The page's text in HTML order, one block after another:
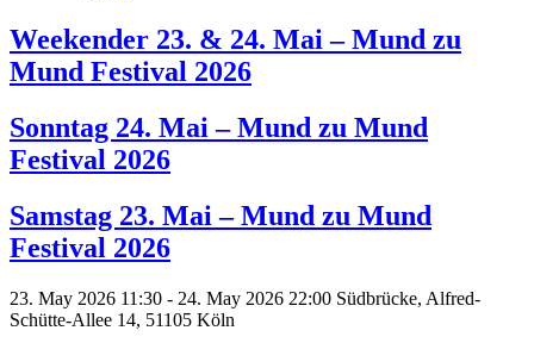
Weekender 23. & 24. Mai – Mund zu
Mund Festival 2026
Sonntag 24. Mai – Mund zu Mund
Festival 2026
Samstag 23. Mai – Mund zu Mund
Festival 2026
23. May 2026 11:30 - 24. May 2026 22:00 Südbrücke, Alfred-
Schütte-Allee 14, 51105 Köln